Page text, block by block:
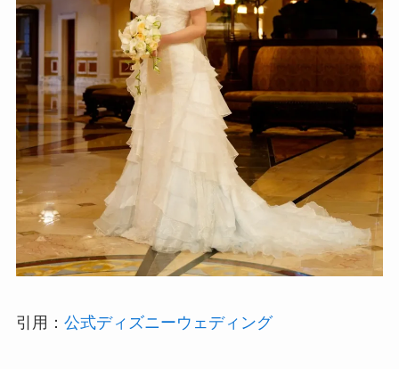
引用： 公式ディズニーウェディング